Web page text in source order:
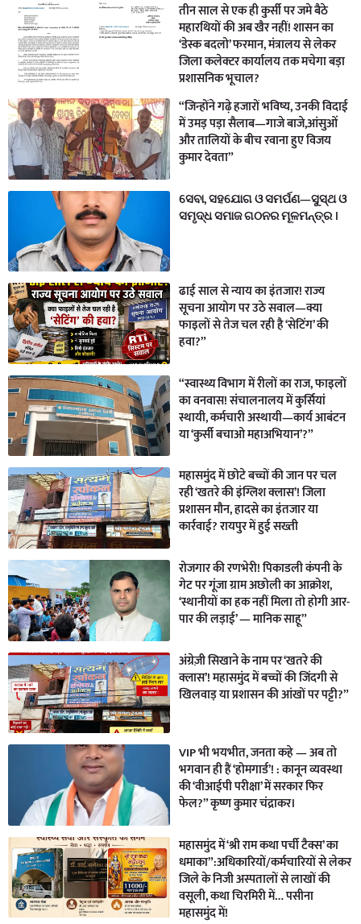
तीन साल से एक ही कुर्सी पर जमे बैठे
महारथियों की अब खैर नहीं! शासन का
‘डेस्क बदलो’ फरमान, मंत्रालय से लेकर
जिला कलेक्टर कार्यालय तक मचेगा बड़ा
प्रशासनिक भूचाल?
“जिन्होंने गढ़े हजारों भविष्य, उनकी विदाई
में उमड़ पड़ा सैलाब—गाजे बाजे,आंसुओं
और तालियों के बीच रवाना हुए विजय
कुमार देवता”
ସେବା, ସହଯୋଗ ଓ ସମର୍ପଣ—ସୁସ୍ଥ ଓ
ସମୃଦ୍ଧ ସମାଜ ଗଠନର ମୂଳମନ୍ତ୍ର ।
ढाई साल से न्याय का इंतजार! राज्य
सूचना आयोग पर उठे सवाल—क्या
फाइलों से तेज चल रही है ‘सेटिंग’ की
हवा?”
“स्वास्थ्य विभाग में रीलों का राज, फाइलों
का वनवास! संचालनालय में कुर्सियां
स्थायी, कर्मचारी अस्थायी—कार्य आबंटन
या ‘कुर्सी बचाओ महाअभियान’?”
महासमुंद में छोटे बच्चों की जान पर चल
रही ‘खतरे की इंग्लिश क्लास’! जिला
प्रशासन मौन, हादसे का इंतजार या
कार्रवाई? रायपुर में हुई सख्ती
रोजगार की रणभेरी! पिकाडली कंपनी के
गेट पर गूंजा ग्राम अछोली का आक्रोश,
‘स्थानीयों का हक नहीं मिला तो होगी आर-
पार की लड़ाई’ — मानिक साहू”
अंग्रेज़ी सिखाने के नाम पर ‘खतरे की
क्लास’! महासमुंद में बच्चों की जिंदगी से
खिलवाड़ या प्रशासन की आंखों पर पट्टी?”
VIP भी भयभीत, जनता कहे — अब तो
भगवान ही हैं ‘होमगार्ड’! : कानून व्यवस्था
की ‘वीआईपी परीक्षा’ में सरकार फिर
फेल?” कृष्ण कुमार चंद्राकर।
महासमुंद में ‘श्री राम कथा पर्ची टैक्स’ का
धमाका”:अधिकारियों/कर्मचारियों से लेकर
जिले के निजी अस्पतालों से लाखों की
वसूली, कथा चिरमिरी में… पसीना
महासमुंद में!